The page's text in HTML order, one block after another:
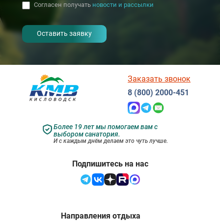
Согласен получать новости и рассылки
Подпишитесь на нас
Более 19 лет мы помогаем вам с
выбором санатория.
И с каждым днём делаем это чуть лучше.
Заказать звонок
8 (800) 2000-451
Направления отдыха